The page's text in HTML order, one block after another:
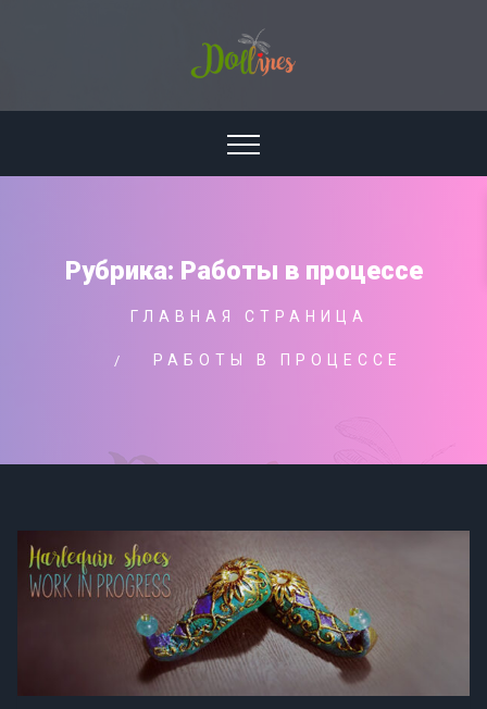
Рубрика: Работы в процессе
ГЛАВНАЯ СТРАНИЦА
РАБОТЫ В ПРОЦЕССЕ